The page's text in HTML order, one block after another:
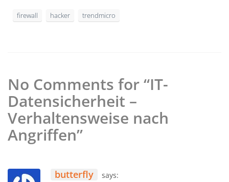
firewall hacker trendmicro
No Comments for “IT-
Datensicherheit –
Verhaltensweise nach
Angriffen”
butterfly says: